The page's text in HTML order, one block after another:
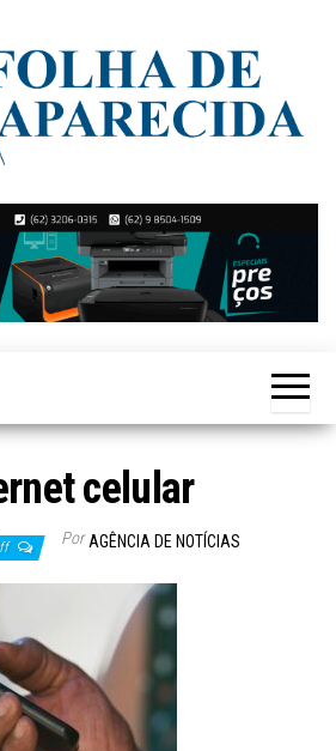
Folha de
Aparecida
Notícias
de
Aparecida
de
Goiânia
celular
Por AGÊNCIA DE NOTÍCIAS